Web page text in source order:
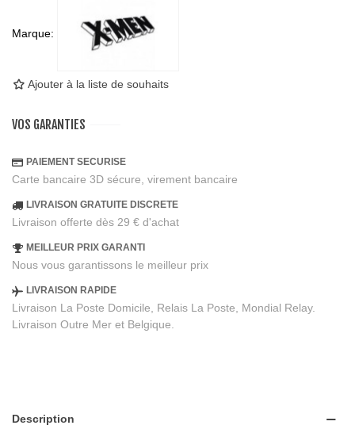
Marque:
Ajouter à la liste de souhaits
VOS GARANTIES
PAIEMENT SECURISE
Carte bancaire 3D sécure, virement bancaire
LIVRAISON GRATUITE DISCRETE
Livraison offerte dès 29 € d'achat
MEILLEUR PRIX GARANTI
Nous vous garantissons le meilleur prix
LIVRAISON RAPIDE
Livraison La Poste Domicile, Relais La Poste, Mondial Relay.
Livraison Outre Mer et Belgique.
Description